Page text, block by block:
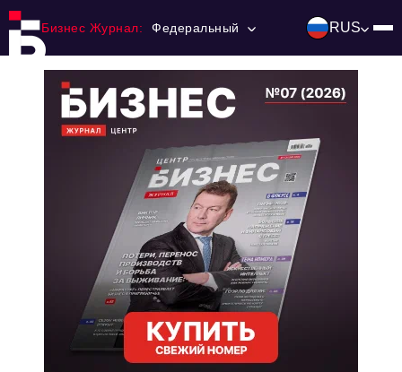
Бизнес Журнал: Федеральный RUS
Ниши и рынки
Технологии и тренды